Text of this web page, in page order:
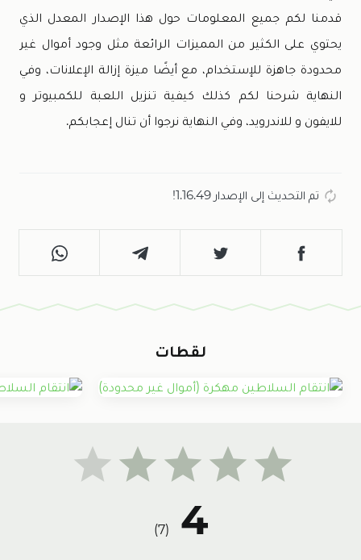
قدمنا لكم جميع المعلومات حول هذا الإصدار المعدل الذي
يحتوي على الكثير من المميزات الرائعة مثل وجود أموال غير
محدودة جاهزة للإستخدام، مع أيضًا ميزة إزالة الإعلانات، وفي
النهاية شرحنا لكم كذلك كيفية تنزيل اللعبة للكمبيوتر و
للايفون و للاندرويد، وفي النهاية نرجوا أن تنال إعجابكم.
تم التحديث إلى الإصدار 1.16.49!
4
(
7
)
لقطات